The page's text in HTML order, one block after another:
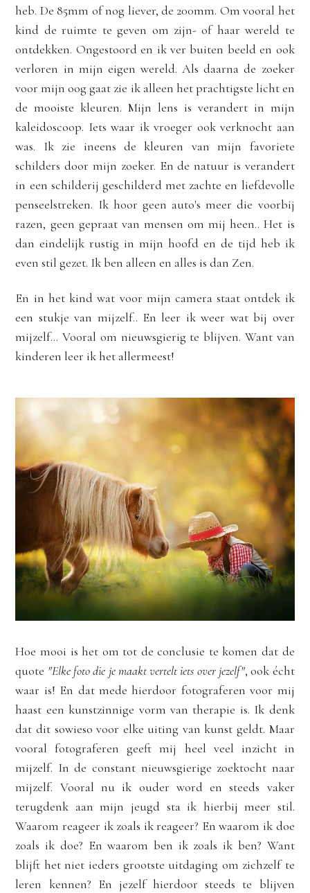
heb. De 85mm of nog liever, de 200mm. Om vooral het
kind de ruimte te geven om zijn- of haar wereld te
ontdekken. Ongestoord en ik ver buiten beeld en ook
verloren in mijn eigen wereld. Als daarna de zoeker
voor mijn oog gaat zie ik alleen het prachtigste licht en
de mooiste kleuren. Mijn lens is verandert in mijn
kaleidoscoop. Iets waar ik vroeger ook verknocht aan
was. Ik zie ineens de kleuren van mijn favoriete
schilders door mijn zoeker. En de natuur is verandert
in een schilderij geschilderd met zachte en liefdevolle
penseelstreken. Ik hoor geen auto's meer die voorbij
razen, geen gepraat van mensen om mij heen.. Het is
dan eindelijk rustig in mijn hoofd en de tijd heb ik
even stil gezet. Ik ben alleen en alles is dan Zen.
En in het kind wat voor mijn camera staat ontdek ik
een stukje van mijzelf.. En leer ik weer wat bij over
mijzelf... Vooral om nieuwsgierig te blijven. Want van
kinderen leer ik het allermeest!
Hoe mooi is het om tot de conclusie te komen dat de
quote "Elke foto die je maakt vertelt iets over jezelf", ook écht
waar is! En dat mede hierdoor fotograferen voor mij
haast een kunstzinnige vorm van therapie is. Ik denk
dat dit sowieso voor elke uiting van kunst geldt. Maar
vooral fotograferen geeft mij heel veel inzicht in
mijzelf. In de constant nieuwsgierige zoektocht naar
mijzelf. Vooral nu ik ouder word en steeds vaker
terugdenk aan mijn jeugd sta ik hierbij meer stil.
Waarom reageer ik zoals ik reageer? En waarom ik doe
zoals ik doe? En waarom ben ik zoals ik ben? Want
blijft het niet ieders grootste uitdaging om zichzelf te
leren kennen? En jezelf hierdoor steeds te blijven